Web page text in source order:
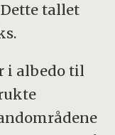
tallet
i albedo til